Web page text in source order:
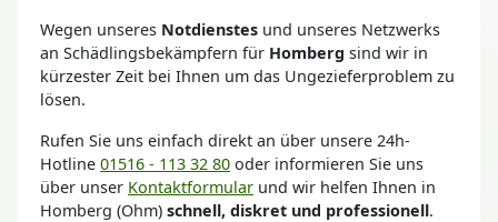
Wegen unseres Notdienstes und unseres Netzwerks
an Schädlingsbekämpfern für Homberg sind wir in
kürzester Zeit bei Ihnen um das Ungezieferproblem zu
lösen.
Rufen Sie uns einfach direkt an über unsere 24h-
Hotline 01516 - 113 32 80 oder informieren Sie uns
über unser Kontaktformular und wir helfen Ihnen in
Homberg (Ohm) schnell, diskret und professionell.